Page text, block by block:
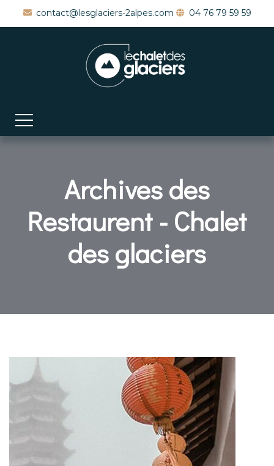
contact@lesglaciers-2alpes.com 04 76 79 59 59
Archives des
Restaurent - Chalet
des glaciers